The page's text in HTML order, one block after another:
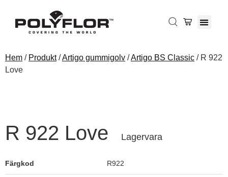
Hem / Produkt/Artigo gummigolv /Artigo BS Classic / R 922
Love
R 922 Love Lagervara
Färgkod R922